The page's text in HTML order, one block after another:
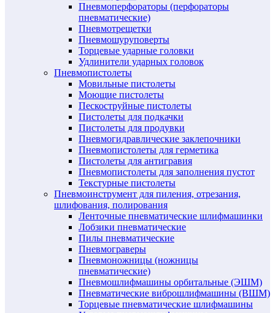
Пневмоперфораторы (перфораторы
пневматические)
Пневмотрещетки
Пневмошуруповерты
Торцевые ударные головки
Удлинители ударных головок
Пневмопистолеты
Мовильные пистолеты
Моющие пистолеты
Пескоструйные пистолеты
Пистолеты для подкачки
Пистолеты для продувки
Пневмогидравлические заклепочники
Пневмопистолеты для герметика
Пистолеты для антигравия
Пневмопистолеты для заполнения пустот
Текстурные пистолеты
Пневмоинструмент для пиления, отрезания,
шлифования, полирования
Ленточные пневматические шлифмашинки
Лобзики пневматические
Пилы пневматические
Пневмограверы
Пневмоножницы (ножницы
пневматические)
Пневмошлифмашины орбитальные (ЭШМ)
Пневматические виброшлифмашины (ВШМ)
Торцевые пневматические шлифмашины